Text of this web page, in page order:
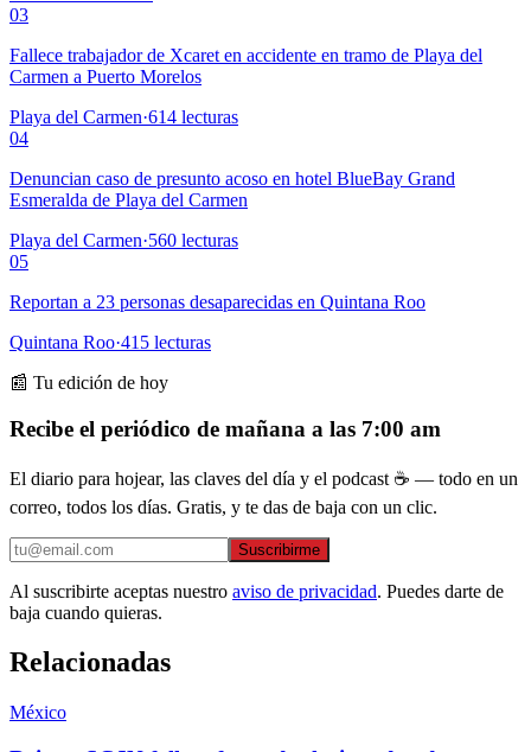
03
Fallece trabajador de Xcaret en accidente en tramo de Playa del
Carmen a Puerto Morelos
Playa del Carmen·614 lecturas
04
Denuncian caso de presunto acoso en hotel BlueBay Grand
Esmeralda de Playa del Carmen
Playa del Carmen·560 lecturas
05
Reportan a 23 personas desaparecidas en Quintana Roo
Quintana Roo·415 lecturas
📰 Tu edición de hoy
Recibe el periódico de mañana a las 7:00 am
El diario para hojear, las claves del día y el podcast ☕ — todo en un
correo, todos los días. Gratis, y te das de baja con un clic.
Suscribirme
Al suscribirte aceptas nuestro aviso de privacidad. Puedes darte de
baja cuando quieras.
Relacionadas
México